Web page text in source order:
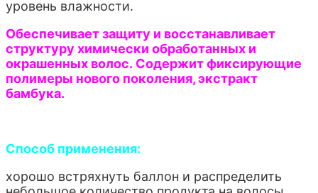
уровень влажности.
Обеспечивает защиту и восстанавливает
структуру химически обработанных и
окрашенных волос. Содержит фиксирующие
полимеры нового поколения, экстракт
бамбука.
Способ применения:
хорошо встряхнуть баллон и распределить